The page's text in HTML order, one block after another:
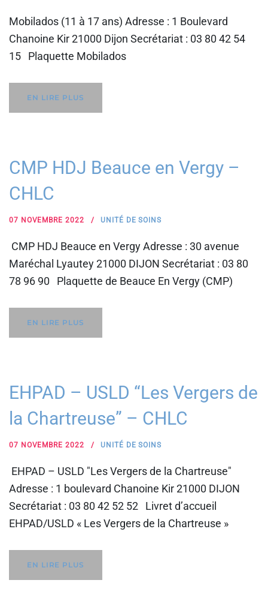
Mobilados (11 à 17 ans) Adresse : 1 Boulevard
Chanoine Kir 21000 Dijon Secrétariat : 03 80 42 54
15 Plaquette Mobilados
EN LIRE PLUS
CMP HDJ Beauce en Vergy –
CHLC
07 NOVEMBRE 2022 UNITÉ DE SOINS
CMP HDJ Beauce en Vergy Adresse : 30 avenue
Maréchal Lyautey 21000 DIJON Secrétariat : 03 80
78 96 90 Plaquette de Beauce En Vergy (CMP)
EN LIRE PLUS
EHPAD – USLD “Les Vergers de
la Chartreuse” – CHLC
07 NOVEMBRE 2022 UNITÉ DE SOINS
EHPAD – USLD "Les Vergers de la Chartreuse"
Adresse : 1 boulevard Chanoine Kir 21000 DIJON
Secrétariat : 03 80 42 52 52 Livret d’accueil
EHPAD/USLD « Les Vergers de la Chartreuse »
EN LIRE PLUS